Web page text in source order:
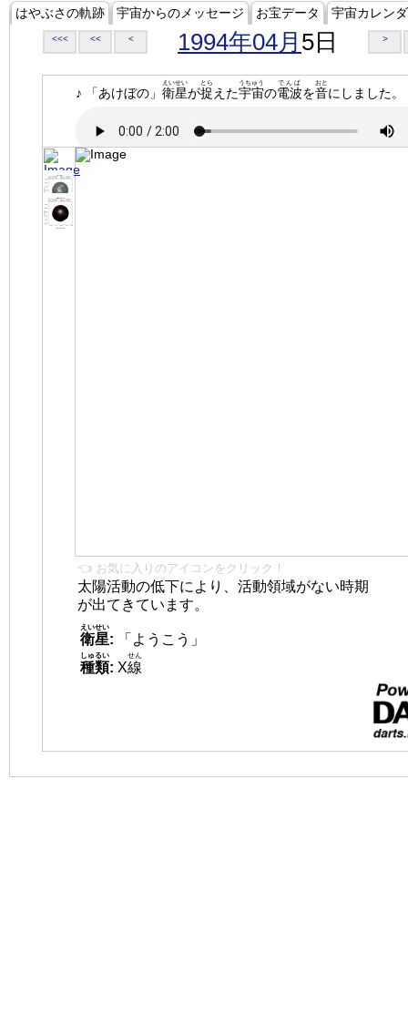
はやぶさの軌跡 宇宙からのメッセージ お宝データ 宇宙カレン
<<< << < 1994年04月 5日 >
♪ 「あけぼの」 衛星
えいせい
が捉
とら
えた宇宙
うちゅう
の電波
でんぱ
を音
おと
にしました。
👈 お気に入りのアイコンをクリック！
太陽活動の低下により、活動領域がない時期
が出てきています。
衛星
えいせい
:
「ようこう」
種類
しゅるい
: X線
せん